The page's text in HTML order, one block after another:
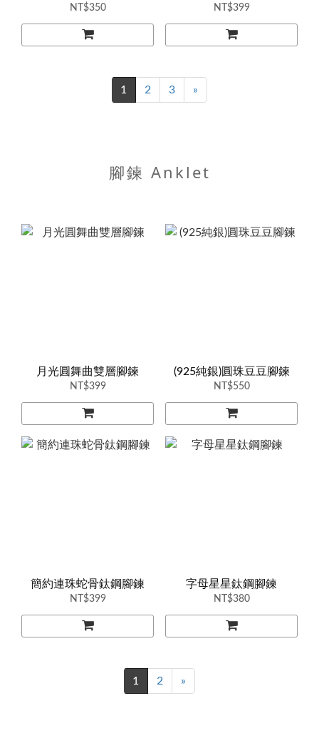
NT$350 NT$399
1 2 3 »
腳鍊 Anklet
月光圓舞曲雙層腳鍊
NT$399
(925純銀)圓珠豆豆腳鍊
NT$550
簡約連珠蛇骨鈦鋼腳鍊
NT$399
字母星星鈦鋼腳鍊
NT$380
1 2 »